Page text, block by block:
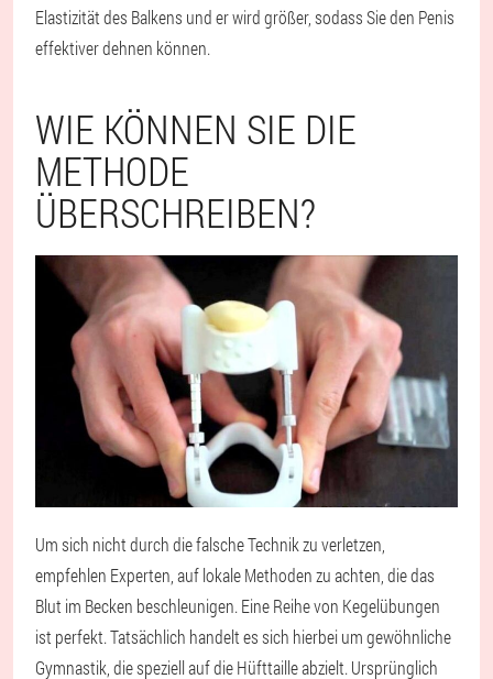
Elastizität des Balkens und er wird größer, sodass Sie den Penis
effektiver dehnen können.
WIE KÖNNEN SIE DIE
METHODE
ÜBERSCHREIBEN?
Um sich nicht durch die falsche Technik zu verletzen,
empfehlen Experten, auf lokale Methoden zu achten, die das
Blut im Becken beschleunigen. Eine Reihe von Kegelübungen
ist perfekt. Tatsächlich handelt es sich hierbei um gewöhnliche
Gymnastik, die speziell auf die Hüfttaille abzielt. Ursprünglich